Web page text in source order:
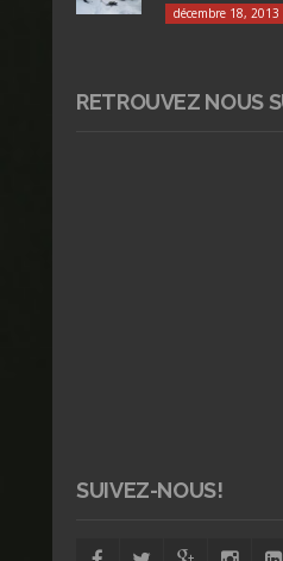
décembre 18, 2013
RETROUVEZ NOUS
SUIVEZ-NOUS!